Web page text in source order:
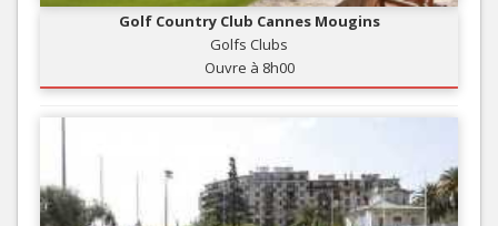
Golf Country Club Cannes Mougins
Golfs Clubs
Ouvre à 8h00